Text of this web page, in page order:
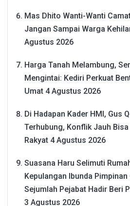
Mas Dhito Wanti-Wanti
Jangan Sampai Warga
Agustus 2026
Harga Tanah Melambung,
Mengintai: Kediri Perkuat
Umat 4 Agustus 2026
Di Hadapan Kader HMI, Gus
Terhubung, Konflik Jauh
Rakyat 4 Agustus 2026
Suasana Haru Selimuti
Kepulangan Ibunda Pimpinan
Sejumlah Pejabat Hadir Beri
3 Agustus 2026